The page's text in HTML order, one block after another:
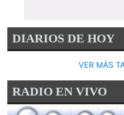
DIARIOS DE HOY
VER MÁS
RADIO EN VIVO